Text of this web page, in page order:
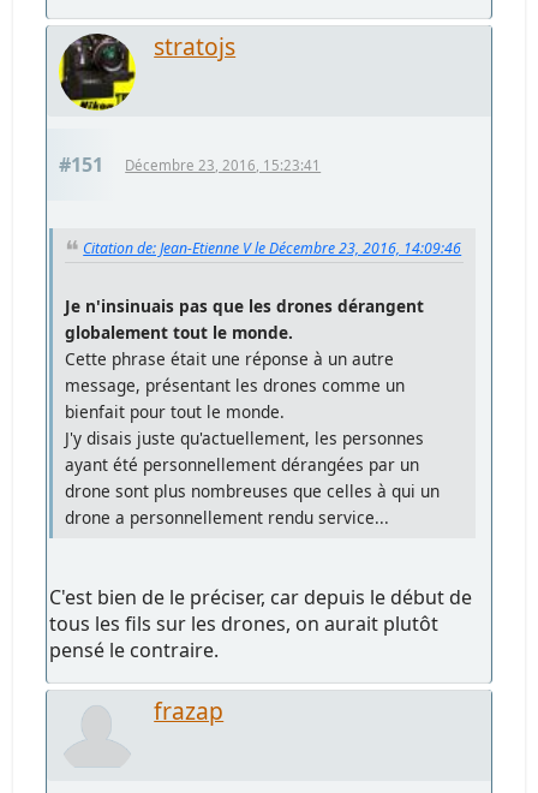
stratojs
#151 Décembre 23, 2016, 15:23:41
Citation de: Jean-Etienne V le Décembre 23, 2016, 14:09:46
Je n'insinuais pas que les drones dérangent
globalement tout le monde.
Cette phrase était une réponse à un autre
message, présentant les drones comme un
bienfait pour tout le monde.
J'y disais juste qu'actuellement, les personnes
ayant été personnellement dérangées par un
drone sont plus nombreuses que celles à qui un
drone a personnellement rendu service...
C'est bien de le préciser, car depuis le début de
tous les fils sur les drones, on aurait plutôt
pensé le contraire.
frazap